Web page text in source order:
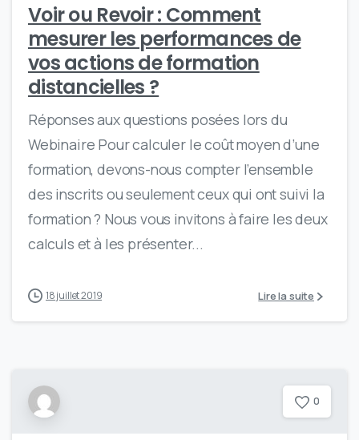
Voir ou Revoir : Comment
mesurer les performances de
vos actions de formation
distancielles ?
Réponses aux questions posées lors du
Webinaire Pour calculer le coût moyen d’une
formation, devons-nous compter l’ensemble
des inscrits ou seulement ceux qui ont suivi la
formation ? Nous vous invitons à faire les deux
calculs et à les présenter...
18 juillet 2019 Lire la suite
0